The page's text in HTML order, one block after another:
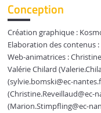
Conception
Création graphique :
Elaboration des contenus
Web-animatrices :
Valérie Chilard
(sylvie.bomski@ec-
(Christine.Reveillaud@ec-
(Marion.Stimpfling@ec-